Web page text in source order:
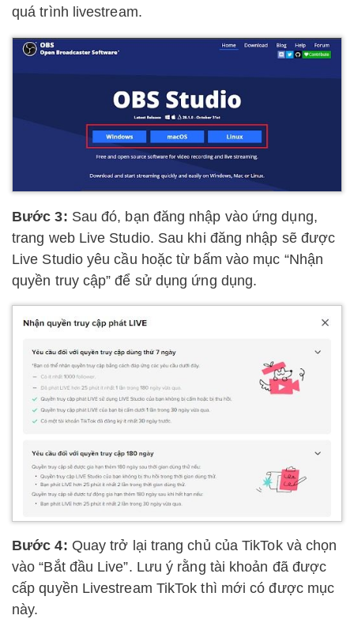
quá trình livestream.
Bước 3: Sau đó, bạn đăng nhập vào ứng dụng,
trang web Live Studio. Sau khi đăng nhập sẽ được
Live Studio yêu cầu hoặc từ bấm vào mục “Nhận
quyền truy cập” để sử dụng ứng dụng.
Bước 4: Quay trở lại trang chủ của TikTok và chọn
vào “Bắt đầu Live”. Lưu ý rằng tài khoản đã được
cấp quyền Livestream TikTok thì mới có được mục
này.